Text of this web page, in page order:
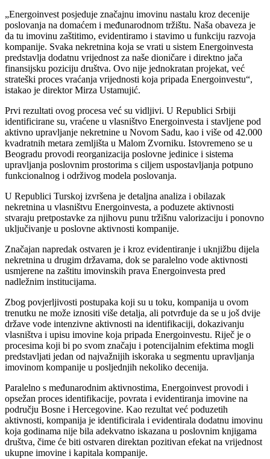
„Energoinvest posjeduje značajnu imovinu nastalu kroz decenije
poslovanja na domaćem i međunarodnom tržištu. Naša obaveza je
da tu imovinu zaštitimo, evidentiramo i stavimo u funkciju razvoja
kompanije. Svaka nekretnina koja se vrati u sistem Energoinvesta
predstavlja dodatnu vrijednost za naše dioničare i direktno jača
finansijsku poziciju društva. Ovo nije jednokratan projekat, već
strateški proces vraćanja vrijednosti koja pripada Energoinvestu“,
istakao je direktor Mirza Ustamujić.
Prvi rezultati ovog procesa već su vidljivi. U Republici Srbiji
identificirane su, vraćene u vlasništvo Energoinvesta i stavljene pod
aktivno upravljanje nekretnine u Novom Sadu, kao i više od 42.000
kvadratnih metara zemljišta u Malom Zvorniku. Istovremeno se u
Beogradu provodi reorganizacija poslovne jedinice i sistema
upravljanja poslovnim prostorima s ciljem uspostavljanja potpuno
funkcionalnog i održivog modela poslovanja.
U Republici Turskoj izvršena je detaljna analiza i obilazak
nekretnina u vlasništvu Energoinvesta, a poduzete aktivnosti
stvaraju pretpostavke za njihovu punu tržišnu valorizaciju i ponovno
uključivanje u poslovne aktivnosti kompanije.
Značajan napredak ostvaren je i kroz evidentiranje i uknjižbu dijela
nekretnina u drugim državama, dok se paralelno vode aktivnosti
usmjerene na zaštitu imovinskih prava Energoinvesta pred
nadležnim institucijama.
Zbog povjerljivosti postupaka koji su u toku, kompanija u ovom
trenutku ne može iznositi više detalja, ali potvrđuje da se u još dvije
države vode intenzivne aktivnosti na identifikaciji, dokazivanju
vlasništva i upisu imovine koja pripada Energoinvestu. Riječ je o
procesima koji bi po svom značaju i potencijalnim efektima mogli
predstavljati jedan od najvažnijih iskoraka u segmentu upravljanja
imovinom kompanije u posljednjih nekoliko decenija.
Paralelno s međunarodnim aktivnostima, Energoinvest provodi i
opsežan proces identifikacije, povrata i evidentiranja imovine na
području Bosne i Hercegovine. Kao rezultat već poduzetih
aktivnosti, kompanija je identificirala i evidentirala dodatnu imovinu
koja godinama nije bila adekvatno iskazana u poslovnim knjigama
društva, čime će biti ostvaren direktan pozitivan efekat na vrijednost
ukupne imovine i kapitala kompanije.